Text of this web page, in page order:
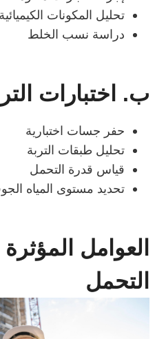
تحليل المكونات الكيميائية
دراسة نسب الخلط
ب. اختبارات
حفر جسات اختبارية
تحليل طبقات التربة
قياس قدرة التحمل
تحديد مستوى المياه
العوامل
التحمل